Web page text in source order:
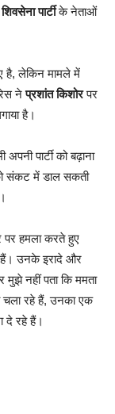
शिवसेना पार्टीके नेताओं
है, लेकिन मामले में
नेप्रशांत किशोरपर
है।
पार्टी को बढ़ाना
संकट में डाल सकती
पर हमला करते हुए
हैं। उनके इरादे और
नहीं पता कि ममता
चला रहे हैं, उनका एक
दे रहे हैं।